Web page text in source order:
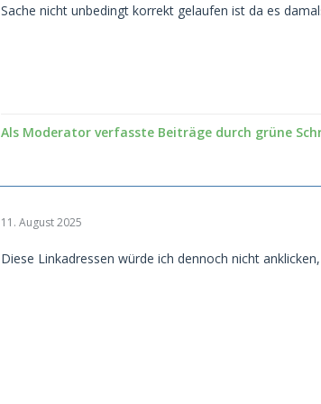
Sache nicht unbedingt korrekt gelaufen ist da es
Als Moderator verfasste Beiträge durch grüne
11. August 2025
Diese Linkadressen würde ich dennoch nicht